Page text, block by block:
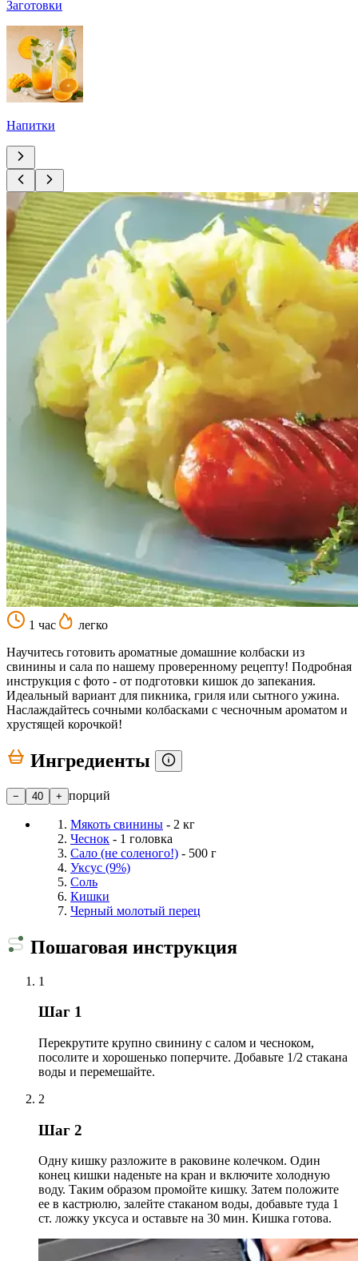
Заготовки
Напитки
1 час
легко
Научитесь готовить ароматные домашние колбаски из
свинины и сала по нашему проверенному рецепту! Подробная
инструкция с фото - от подготовки кишок до запекания.
Идеальный вариант для пикника, гриля или сытного ужина.
Наслаждайтесь сочными колбасками с чесночным ароматом и
хрустящей корочкой!
Ингредиенты
− 40 + порций
Мякоть свинины - 2 кг
Чеснок - 1 головка
Сало (не соленого!) - 500 г
Уксус (9%)
Соль
Кишки
Черный молотый перец
Пошаговая инструкция
1
Шаг 1
Перекрутите крупно свинину с салом и чесноком,
посолите и хорошенько поперчите. Добавьте 1/2 стакана
воды и перемешайте.
2
Шаг 2
Одну кишку разложите в раковине колечком. Один
конец кишки наденьте на кран и включите холодную
воду. Таким образом промойте кишку. Затем положите
ее в кастрюлю, залейте стаканом воды, добавьте туда 1
ст. ложку уксуса и оставьте на 30 мин. Кишка готова.